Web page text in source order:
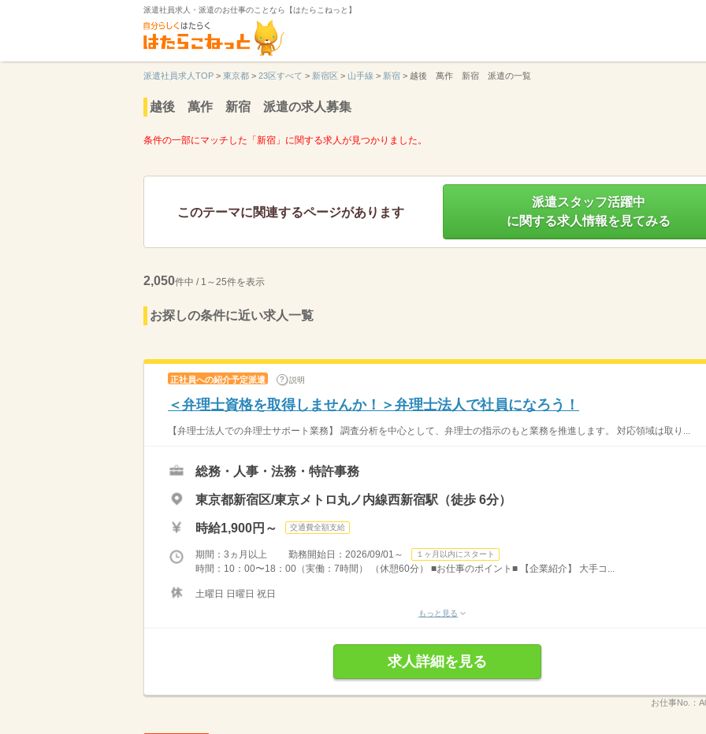
派遣社員求人・派遣のお仕事のことなら【はたらこねっと】
派遣社員求人TOP > 東京都 > 23区すべて > 新宿区 > 山手線 > 新宿 > 越後 萬作 新宿 派遣の一覧
越後 萬作 新宿 派遣の求人募集
条件の一部にマッチした「新宿」に関する求人が見つかりました。
このテーマに関連するページがあります
派遣スタッフ活躍中
に関する求人情報を見てみる
2,050件中 / 1～25件を表示
お探しの条件に近い求人一覧
正社員への紹介予定派遣 説明
＜弁理士資格を取得しませんか！＞弁理士法人で社員になろう！
【弁理士法人での弁理士サポート業務】 調査分析を中心として、弁理士の指示のもと業務を推進します。 対応領域は取り...
総務・人事・法務・特許事務
東京都新宿区/東京メトロ丸ノ内線西新宿駅（徒歩 6分）
時給1,900円～ 交通費全額支給
期間：3ヵ月以上 勤務開始日：2026/09/01～ １ヶ月以内にスタート
時間：10：00〜18：00（実働：7時間） （休憩60分） ■お仕事のポイント■ 【企業紹介】 大手コ...
土曜日 日曜日 祝日
もっと見る
求人詳細を見る
お仕事No.：